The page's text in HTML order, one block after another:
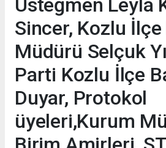
Üsteğmen Leyla
Sincer, Kozlu
Müdürü Selçuk
Parti Kozlu İlçe
Duyar, Protokol
üyeleri,Kurum